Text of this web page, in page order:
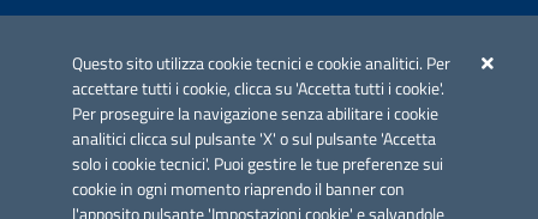
Questo sito utilizza cookie tecnici e cookie analitici. Per
accettare tutti i cookie, clicca su 'Accetta tutti i cookie'.
Per proseguire la navigazione senza abilitare i cookie
analitici clicca sul pulsante 'X' o sul pulsante 'Accetta
solo i cookie tecnici'. Puoi gestire le tue preferenze sui
cookie in ogni momento riaprendo il banner con
Azione 2.3.
Link utili